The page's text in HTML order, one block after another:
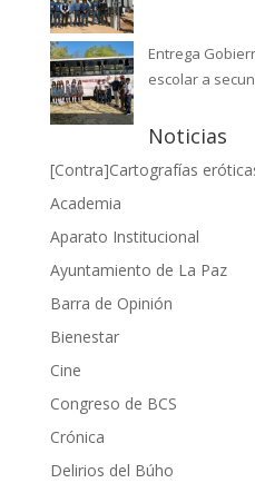
Entrega
escolar a
Noticias
[Contra]Cartografías
Academia
Aparato Institucional
Ayuntamiento de La Paz
Barra de Opinión
Bienestar
Cine
Congreso de BCS
Crónica
Delirios del Búho